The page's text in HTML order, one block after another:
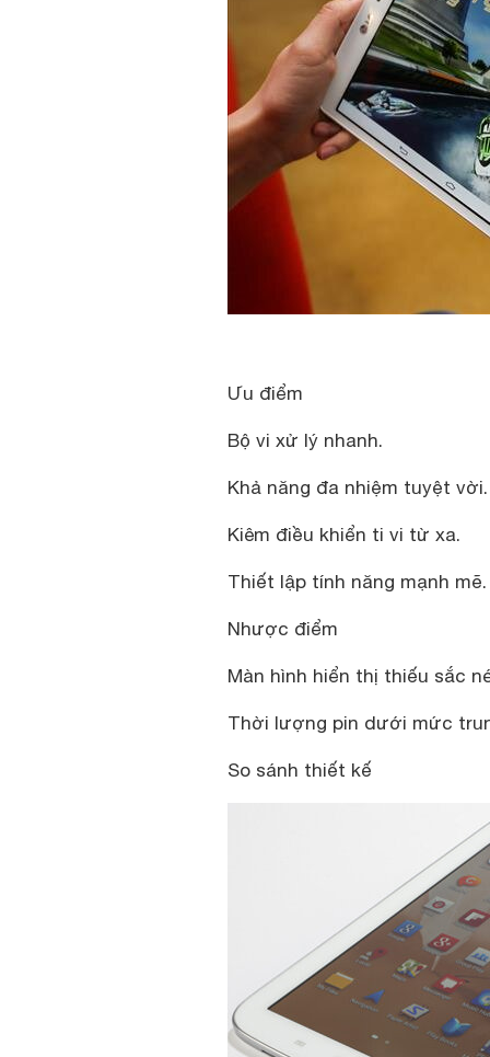
Ưu điểm
Bộ vi xử lý nhanh.
Khả năng đa nhiệm tuyệt vời.
Kiêm điều khiển ti vi từ xa.
Thiết lập tính năng mạnh mẽ.
Nhược điểm
Màn hình hiển thị thiếu sắc
Thời lượng pin dưới mức
So sánh thiết kế